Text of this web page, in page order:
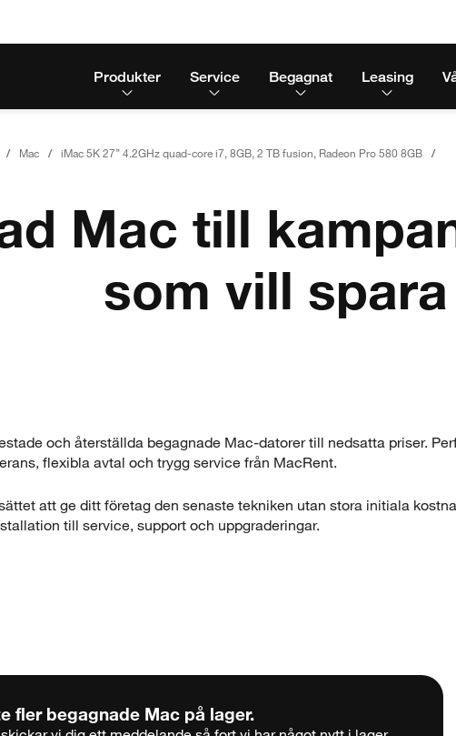
Produkter Service Begagnat Leasing
Mac iMac 5K 27’’ 4.2GHz quad-core i7, 8GB, 2 TB fusion, Radeon Pro 580 8GB
Mac till
som vill
och återställda begagnade Mac-datorer till nedsatta priser.
flexibla avtal och trygg service från MacRent.
att ge ditt företag den senaste tekniken utan stora initiala
till service, support och uppgraderingar.
fler begagnade Mac på lager.